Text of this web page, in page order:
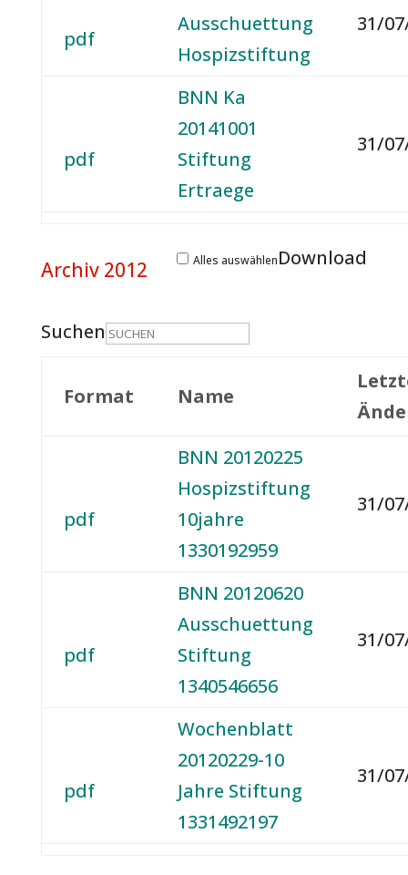
pdf
Ausschuettung
Hospizstiftung
31/
pdf
BNN Ka
20141001
Stiftung
Ertraege
31/
Alles auswählenDownload
Archiv 2012
Suchen
Format Name
pdf
BNN 20120225
Hospizstiftung
10jahre
1330192959
31/
pdf
BNN 20120620
Ausschuettung
Stiftung
1340546656
31/
pdf
Wochenblatt
20120229-10
Jahre Stiftung
1331492197
31/